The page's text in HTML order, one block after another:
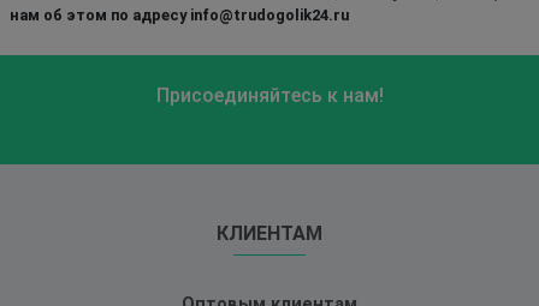
нам об этом по адресу info@trudogolik24.ru
Присоединяйтесь к нам!
КЛИЕНТАМ